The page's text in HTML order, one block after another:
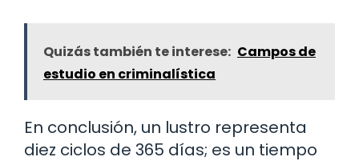
Quizás también te interese: Campos de
estudio en criminalística
En conclusión, un lustro representa
diez ciclos de 365 días; es un tiempo